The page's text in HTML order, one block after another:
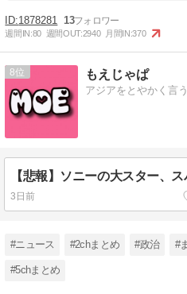
1878281 13
週間IN:80 週間OUT:2940 月間IN:370
8 もえじゃぱ
アジアをとやかく言
3日前
#ニュース #2chまとめ #政治 #
#5chまとめ